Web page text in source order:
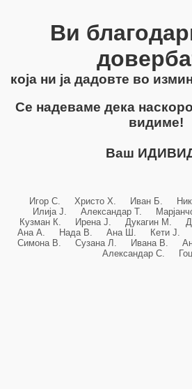
Ви
која ни ја дадовте во
Се надеваме дека
видиме!
Ваш
Игор С. Христо Х. Иван Б.
Илија Ј. Александар Т.
Кузман К. Ирена Ј. Дукагин М.
Ана А. Нада В. Ана Ш. Кети Ј.
Симона В. Сузана Л. Ивана В.
Александар С.